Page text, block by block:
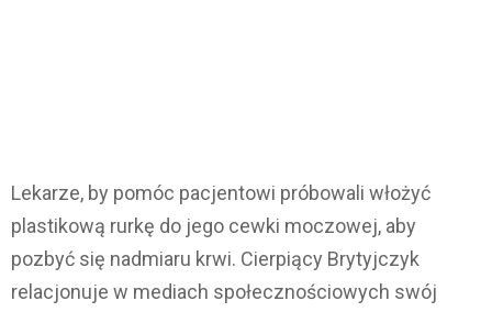
Lekarze, by pomóc pacjentowi próbowali włożyć
plastikową rurkę do jego cewki moczowej, aby
pozbyć się nadmiaru krwi. Cierpiący Brytyjczyk
relacjonuje w mediach społecznościowych swój